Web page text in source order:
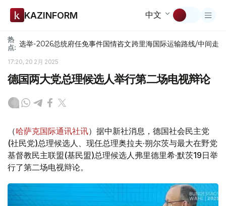
KAZINFORM 中文
热
点: 选举-2026总统府任免事件国情咨文跨里海国际运输路线/中间走廊
17:20, 20 2月 2025
德国两大党总理候选人举行第二场电视辩论
（哈萨克国际通讯社讯）据中新社消息，德国社会民主党
(社民党)总理候选人、现任总理奥拉夫·朔尔茨与最大在野党
基督教民主联盟(基民盟)总理候选人弗里德里希·默茨19日举
行了第二场电视辩论。